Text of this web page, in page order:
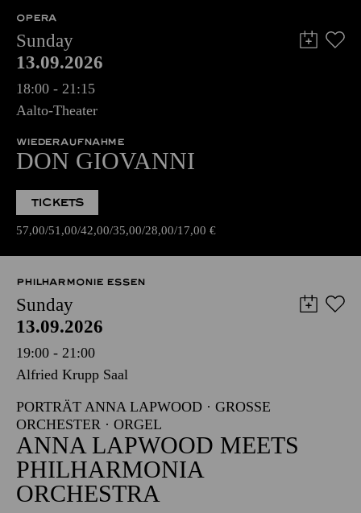
OPERA
Sunday
13.09.2026
18:00 - 21:15
Aalto-Theater
WIEDERAUFNAHME
DON GIOVANNI
TICKETS
57,00 51,00 42,00 35,00 28,00 17,00 €
PHILHARMONIE ESSEN
Sunday
13.09.2026
19:00 - 21:00
Alfried Krupp Saal
PORTRÄT ANNA LAPWOOD · GROSSE O
RCHESTER · ORGEL
ANNA LAPWOOD MEETS
PHILHARMONIA
ORCHESTRA